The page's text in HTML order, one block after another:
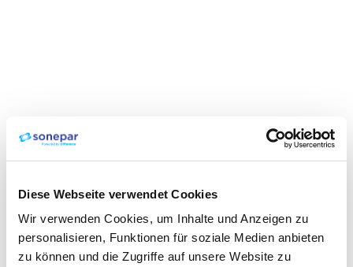
Diese Webseite verwendet Cookies
Wir verwenden Cookies, um Inhalte und Anzeigen zu
personalisieren, Funktionen für soziale Medien anbieten
zu können und die Zugriffe auf unsere Website zu